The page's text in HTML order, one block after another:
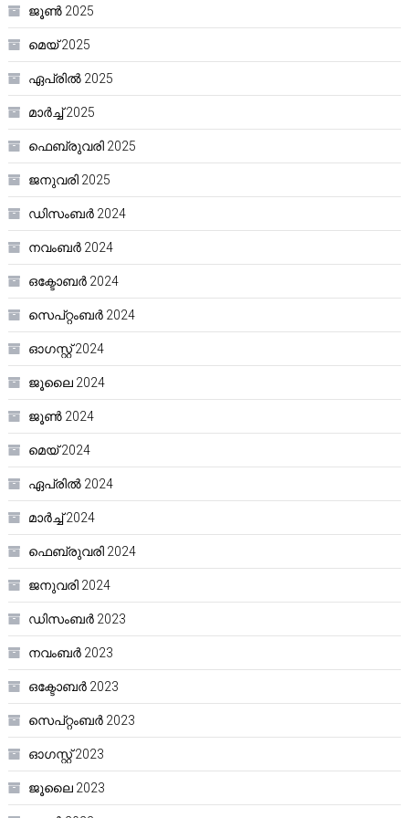
ജൂൺ 2025
മെയ്‌ 2025
ഏപ്രിൽ 2025
മാർച്ച്‌ 2025
ഫെബ്രുവരി 2025
ജനുവരി 2025
ഡിസംബർ 2024
നവംബർ 2024
ഒക്ടോബർ 2024
സെപ്റ്റംബർ 2024
ഓഗസ്റ്റ്‌ 2024
ജൂലൈ 2024
ജൂൺ 2024
മെയ്‌ 2024
ഏപ്രിൽ 2024
മാർച്ച്‌ 2024
ഫെബ്രുവരി 2024
ജനുവരി 2024
ഡിസംബർ 2023
നവംബർ 2023
ഒക്ടോബർ 2023
സെപ്റ്റംബർ 2023
ഓഗസ്റ്റ്‌ 2023
ജൂലൈ 2023